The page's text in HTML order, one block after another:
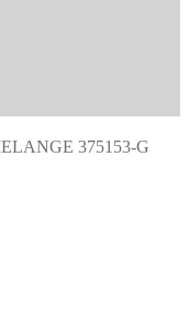
375153-G